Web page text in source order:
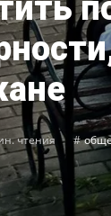
чтения